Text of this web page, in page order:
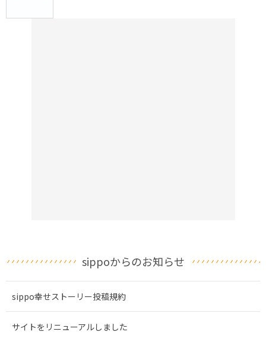
sippoからのお知らせ
sippo幸せストーリー投稿規約
サイトをリニューアルしました